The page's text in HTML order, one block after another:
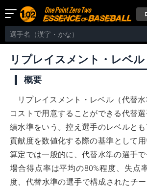
リプレイスメント・レベル
概要
リプレイスメント・レベル（代替
コストで用意することができる代替
績水準をいう。控え選手のレベルと
貢献度を数値化する際の基準として
算定では一般的に、代替水準の選手
場合得点率は平均の80%程度、失点
度、代替水準の選手で構成されたチ